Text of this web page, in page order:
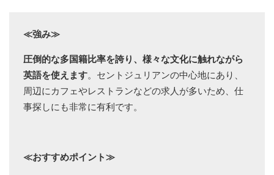
≪強み≫
圧倒的な多国籍比率を誇り、様々な文化に触れながら
英語を使えます。セントジュリアンの中心地にあり、
周辺にカフェやレストランなどの求人が多いため、仕
事探しにも非常に有利です。
≪おすすめポイント≫